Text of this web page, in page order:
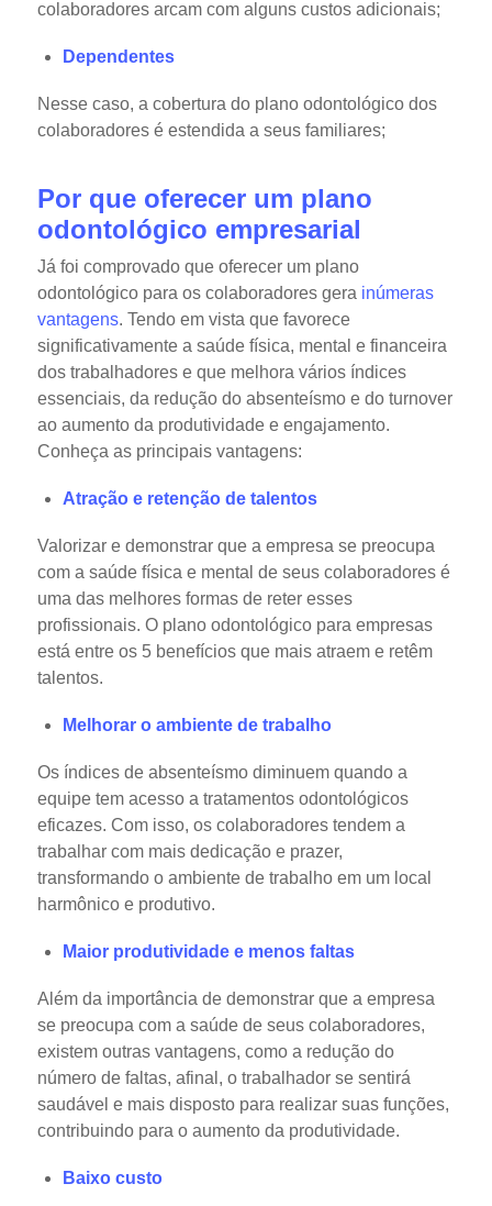
colaboradores arcam com alguns custos adicionais;
Dependentes
Nesse caso, a cobertura do plano odontológico dos
colaboradores é estendida a seus familiares;
Por que oferecer um plano
odontológico empresarial
Já foi comprovado que oferecer um plano
odontológico para os colaboradores gera inúmeras
vantagens. Tendo em vista que favorece
significativamente a saúde física, mental e financeira
dos trabalhadores e que melhora vários índices
essenciais, da redução do absenteísmo e do turnover
ao aumento da produtividade e engajamento.
Conheça as principais vantagens:
Atração e retenção de talentos
Valorizar e demonstrar que a empresa se preocupa
com a saúde física e mental de seus colaboradores é
uma das melhores formas de reter esses
profissionais. O plano odontológico para empresas
está entre os 5 benefícios que mais atraem e retêm
talentos.
Melhorar o ambiente de trabalho
Os índices de absenteísmo diminuem quando a
equipe tem acesso a tratamentos odontológicos
eficazes. Com isso, os colaboradores tendem a
trabalhar com mais dedicação e prazer,
transformando o ambiente de trabalho em um local
harmônico e produtivo.
Maior produtividade e menos faltas
Além da importância de demonstrar que a empresa
se preocupa com a saúde de seus colaboradores,
existem outras vantagens, como a redução do
número de faltas, afinal, o trabalhador se sentirá
saudável e mais disposto para realizar suas funções,
contribuindo para o aumento da produtividade.
Baixo custo